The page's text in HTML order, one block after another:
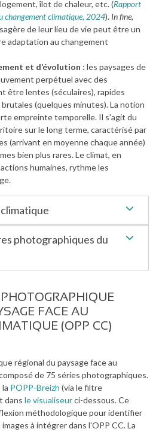
îlot de chaleur, etc. (Rapport
changement climatique, 2024). In fine,
de leur lieu de vie peut être un
adaptation au changement
et d’évolution : les paysages de
perpétuel avec des
être lentes (séculaires), rapides
(quelques minutes). La notion
empreinte temporelle. Il s'agit du
sur le long terme, caractérisé par
(arrivant en moyenne chaque année)
bien plus rares. Le climat, en
humaines, rythme les
photographiques du
FACE AU
(OPP CC)
régional du paysage face au
de 75 séries photographiques.
POPP-Breizh (via le filtre
dans le visualiseurci-dessous. Ce
méthodologique pour identifier
à intégrer dans l'OPP CC. La